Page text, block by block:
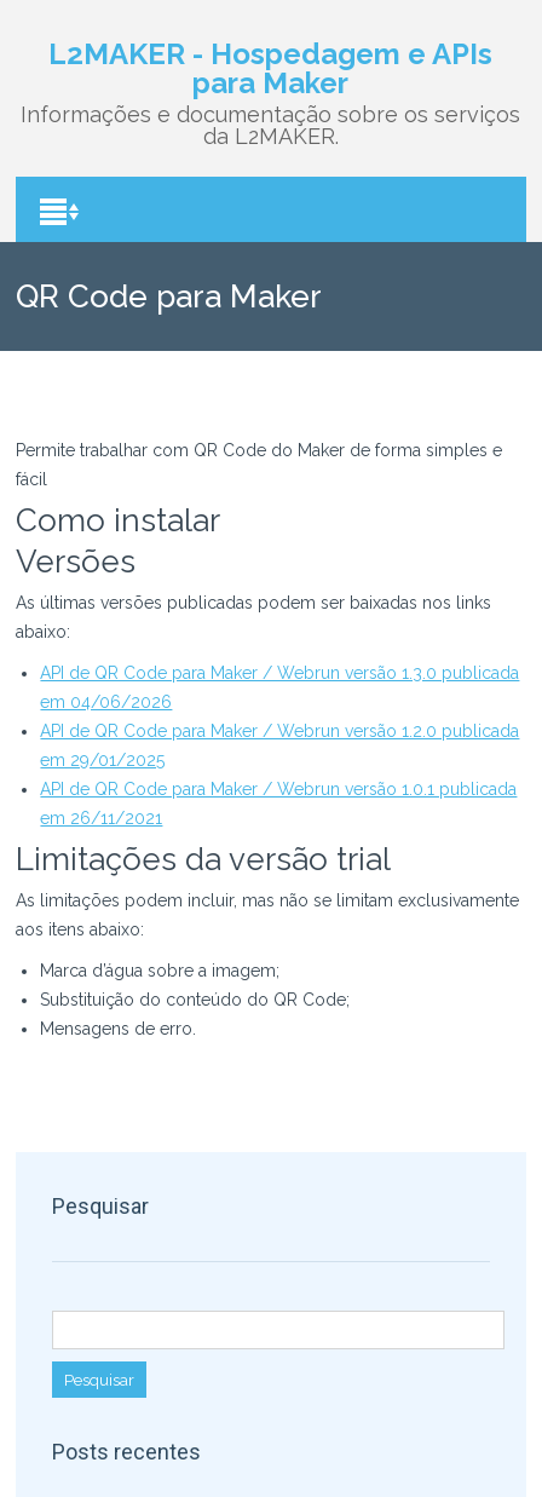
L2MAKER - Hospedagem e APIs
para Maker
Informações e documentação sobre os serviços
da L2MAKER.
QR Code para Maker
Permite trabalhar com QR Code do Maker de forma simples e
fácil
Como instalar
Versões
As últimas versões publicadas podem ser baixadas nos links
abaixo:
API de QR Code para Maker / Webrun versão 1.3.0 publicada
em 04/06/2026
API de QR Code para Maker / Webrun versão 1.2.0 publicada
em 29/01/2025
API de QR Code para Maker / Webrun versão 1.0.1 publicada
em 26/11/2021
Limitações da versão trial
As limitações podem incluir, mas não se limitam exclusivamente
aos itens abaixo:
Marca d’água sobre a imagem;
Substituição do conteúdo do QR Code;
Mensagens de erro.
Pesquisar
Posts recentes